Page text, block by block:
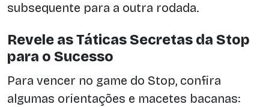
subsequente para a outra rodada.
Revele as Táticas Secretas da Stop
para o Sucesso
Para vencer no game do Stop, confira
algumas orientações e macetes bacanas: